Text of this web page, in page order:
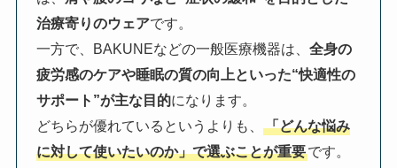
治療寄りのウェアです。
一方で、BAKUNEなどの一般医療機器は、全身の
疲労感のケアや睡眠の質の向上といった“快適性の
サポート”が主な目的になります。
どちらが優れているというよりも、「どんな悩み
に対して使いたいのか」で選ぶことが重要です。